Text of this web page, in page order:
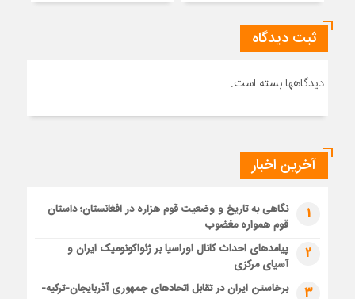
ثبت دیدگاه
دیدگاهها بسته است.
آخرین اخبار
1
نگاهی به تاریخ و وضعیت قوم هزاره در افغانستان؛ داستان
قوم همواره مغضوب
2
پیامدهای احداث کانال اوراسیا بر ژئواکونومیک ایران و
آسیای مرکزی
3
برخاستن ایران در تقابل اتحادهای جمهوری آذربایجان-ترکیه-